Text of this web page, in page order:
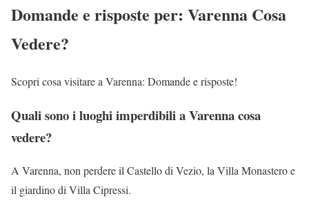
Domande e risposte per: Varenna Cosa
Vedere?
Scopri cosa visitare a Varenna: Domande e risposte!
Quali sono i luoghi imperdibili a Varenna cosa
vedere?
A Varenna, non perdere il Castello di Vezio, la Villa Monastero e
il giardino di Villa Cipressi.